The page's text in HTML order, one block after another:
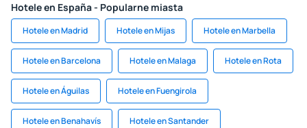
Hotele en España - Popularne miasta
Hotele en Madrid Hotele en Mijas Hotele en Marbella
Hotele en Barcelona Hotele en Malaga Hotele en Rota
Hotele en Águilas Hotele en Fuengirola
Hotele en Benahavís Hotele en Santander